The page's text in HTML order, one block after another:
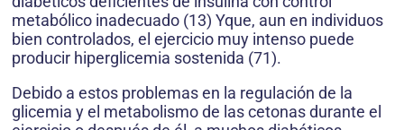
metabólico inadecuado (13) Yque, aun en individuos
bien controlados, el ejercicio muy intenso puede
producir hiperglicemia sostenida (71).
Debido a estos problemas en la regulación de la
glicemia y el metabolismo de las cetonas durante el